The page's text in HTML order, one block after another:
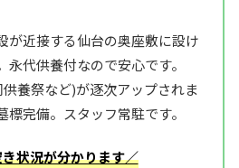
が近接する仙台の奥座敷に設け
永代供養付なので安心です。
養祭など)が逐次アップされま
完備。スタッフ常駐です。
状況が分かります／